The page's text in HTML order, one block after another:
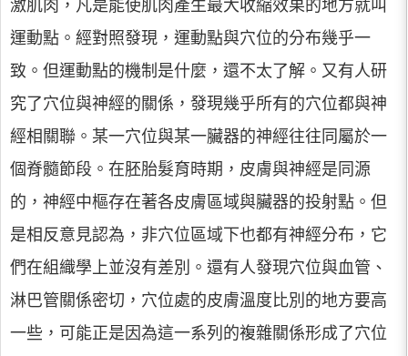
激肌肉，凡是能使肌肉產生最大收縮效果的地方就叫
運動點。經對照發現，運動點與穴位的分布幾乎一
致。但運動點的機制是什麼，還不太了解。又有人研
究了穴位與神經的關係，發現幾乎所有的穴位都與神
經相關聯。某一穴位與某一臟器的神經往往同屬於一
個脊髓節段。在胚胎髮育時期，皮膚與神經是同源
的，神經中樞存在著各皮膚區域與臟器的投射點。但
是相反意見認為，非穴位區域下也都有神經分布，它
們在組織學上並沒有差別。還有人發現穴位與血管、
淋巴管關係密切，穴位處的皮膚溫度比別的地方要高
一些，可能正是因為這一系列的複雜關係形成了穴位